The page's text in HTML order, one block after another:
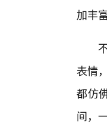
加丰
表情
都仿
间，